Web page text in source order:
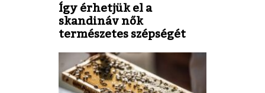
Így érhetjük el a
skandináv nők
természetes szépségét